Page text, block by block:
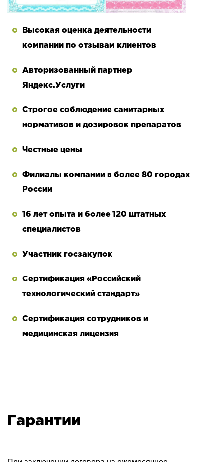
Высокая оценка деятельности
компании по отзывам клиентов
Авторизованный партнер
Яндекс.Услуги
Строгое соблюдение санитарных
нормативов и дозировок препаратов
Честные цены
Филиалы компании в более 80 городах
России
16 лет опыта и более 120 штатных
специалистов
Участник госзакупок
Сертификация «Российский
технологический стандарт»
Сертификация сотрудников и
медицинская лицензия
Гарантии